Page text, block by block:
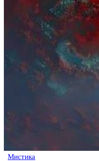
Мистика